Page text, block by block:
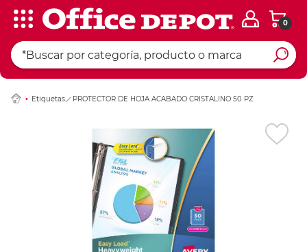
0
Etiquetas PROTECTOR DE HOJA ACABADO CRISTALINO 50 PZ
Ingresar Codigo